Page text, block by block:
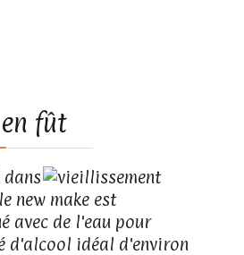
fût
dans
new make est
avec de l'eau pour
d'alcool idéal d'environ